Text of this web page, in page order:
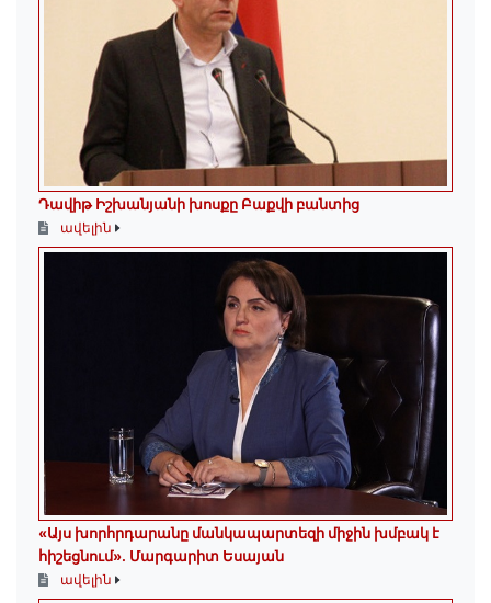
Դավիթ Իշխանյանի խոսքը Բաքվի բանտից
ավելին
«Այս խորհրդարանը մանկապարտեզի միջին խմբակ է
հիշեցնում»․ Մարգարիտ Եսայան
ավելին